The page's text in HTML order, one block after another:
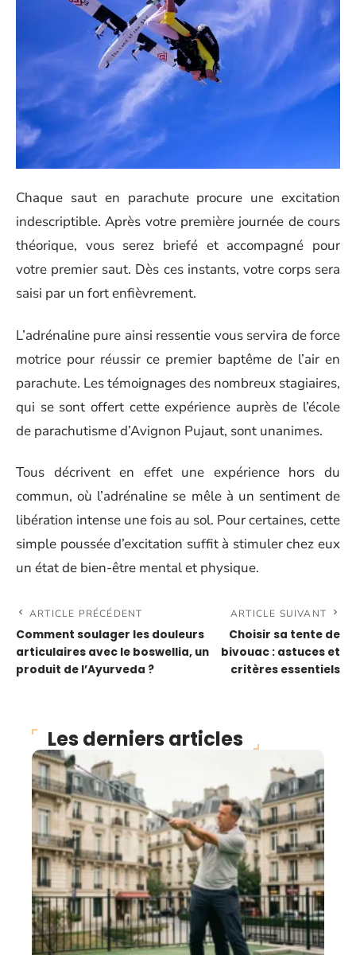
Chaque saut en parachute procure une excitation
indescriptible. Après votre première journée de cours
théorique, vous serez briefé et accompagné pour
votre premier saut. Dès ces instants, votre corps sera
saisi par un fort enfièvrement.
L’adrénaline pure ainsi ressentie vous servira de force
motrice pour réussir ce premier baptême de l’air en
parachute. Les témoignages des nombreux stagiaires,
qui se sont offert cette expérience auprès de l’école
de parachutisme d’Avignon Pujaut, sont unanimes.
Tous décrivent en effet une expérience hors du
commun, où l’adrénaline se mêle à un sentiment de
libération intense une fois au sol. Pour certaines, cette
simple poussée d’excitation suffit à stimuler chez eux
un état de bien-être mental et physique.
ARTICLE PRÉCÉDENT
Comment soulager les douleurs
articulaires avec le boswellia, un
produit de l’Ayurveda ?
ARTICLE SUIVANT
Choisir sa tente de
bivouac : astuces et
critères essentiels
Les derniers articles